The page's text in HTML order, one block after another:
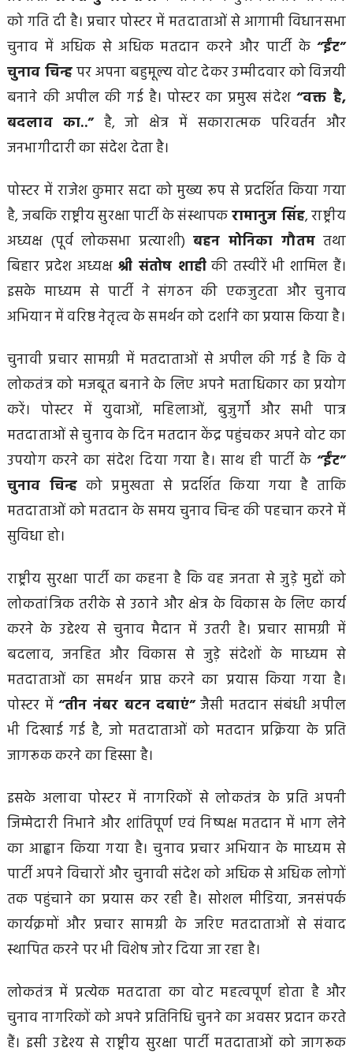
को गति दी है। प्रचार पोस्टर में मतदाताओं से आगामी विधानसभा
चुनाव में अधिक से अधिक मतदान करने और पार्टी के“ईंट”
चुनाव चिन्हपर अपना बहुमूल्य वोट देकर उम्मीदवार को विजयी
बनाने की अपील की गई है। पोस्टर का प्रमुख संदेश“वक्त है,
बदलाव का..”है, जो क्षेत्र में सकारात्मक परिवर्तन और
जनभागीदारी का संदेश देता है।
पोस्टर में राजेश कुमार सदा को मुख्य रूप से प्रदर्शित किया गया
है, जबकि राष्ट्रीय सुरक्षा पार्टी के संस्थापकरामानुज सिंह, राष्ट्रीय
अध्यक्ष (पूर्व लोकसभा प्रत्याशी) बहन मोनिका गौतमतथा
बिहार प्रदेश अध्यक्ष श्री संतोष शाही की तस्वीरें भी शामिल हैं।
इसके माध्यम से पार्टी ने संगठन की एकजुटता और चुनाव
अभियान में वरिष्ठ नेतृत्व के समर्थन को दर्शाने का प्रयास किया है।
चुनावी प्रचार सामग्री में मतदाताओं से अपील की गई है कि वे
लोकतंत्र को मजबूत बनाने के लिए अपने मताधिकार का प्रयोग
करें। पोस्टर में युवाओं, महिलाओं, बुजुर्गों और सभी पात्र
मतदाताओं से चुनाव के दिन मतदान केंद्र पहुंचकर अपने वोट का
उपयोग करने का संदेश दिया गया है। साथ ही पार्टी के“ईंट”
चुनाव चिन्ह को प्रमुखता से प्रदर्शित किया गया है ताकि
मतदाताओं को मतदान के समय चुनाव चिन्ह की पहचान करने में
सुविधा हो।
राष्ट्रीय सुरक्षा पार्टी का कहना है कि वह जनता से जुड़े मुद्दों को
लोकतांत्रिक तरीके से उठाने और क्षेत्र के विकास के लिए कार्य
करने के उद्देश्य से चुनाव मैदान में उतरी है। प्रचार सामग्री में
बदलाव, जनहित और विकास से जुड़े संदेशों के माध्यम से
मतदाताओं का समर्थन प्राप्त करने का प्रयास किया गया है।
पोस्टर में“तीन नंबर बटन दबाएं”जैसी मतदान संबंधी अपील
भी दिखाई गई है, जो मतदाताओं को मतदान प्रक्रिया के प्रति
जागरूक करने का हिस्सा है।
इसके अलावा पोस्टर में नागरिकों से लोकतंत्र के प्रति अपनी
जिम्मेदारी निभाने और शांतिपूर्ण एवं निष्पक्ष मतदान में भाग लेने
का आह्वान किया गया है। चुनाव प्रचार अभियान के माध्यम से
पार्टी अपने विचारों और चुनावी संदेश को अधिक से अधिक लोगों
तक पहुंचाने का प्रयास कर रही है। सोशल मीडिया, जनसंपर्क
कार्यक्रमों और प्रचार सामग्री के जरिए मतदाताओं से संवाद
स्थापित करने पर भी विशेष जोर दिया जा रहा है।
लोकतंत्र में प्रत्येक मतदाता का वोट महत्वपूर्ण होता है और
चुनाव नागरिकों को अपने प्रतिनिधि चुनने का अवसर प्रदान करते
हैं। इसी उद्देश्य से राष्ट्रीय सुरक्षा पार्टी मतदाताओं को जागरूक